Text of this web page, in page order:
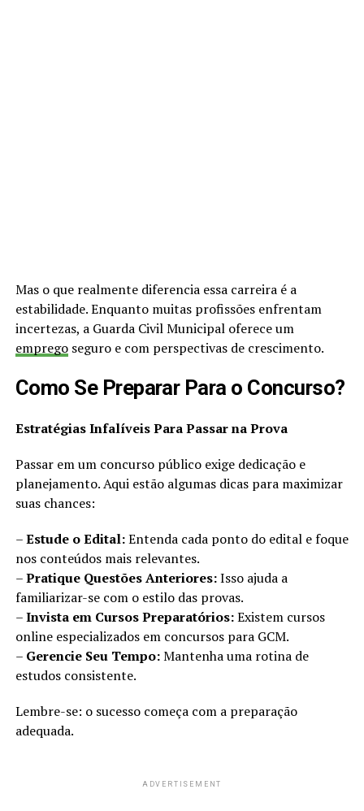
Mas o que realmente diferencia essa carreira é a
estabilidade. Enquanto muitas profissões enfrentam
incertezas, a Guarda Civil Municipal oferece um
empregoseguro e com perspectivas de crescimento.
Como Se Preparar Para o Concurso?
Estratégias Infalíveis Para Passar na Prova
Passar em um concurso público exige dedicação e
planejamento. Aqui estão algumas dicas para maximizar
suas chances:
–Estude o Edital:Entenda cada ponto do edital e foque
nos conteúdos mais relevantes.
–Pratique Questões Anteriores:Isso ajuda a
familiarizar-se com o estilo das provas.
–Invista em Cursos Preparatórios:Existem cursos
online especializados em concursos para GCM.
– Gerencie Seu Tempo:Mantenha uma rotina de
estudos consistente.
Lembre-se: o sucesso começa com a preparação
adequada.
ADVERTISEMENT